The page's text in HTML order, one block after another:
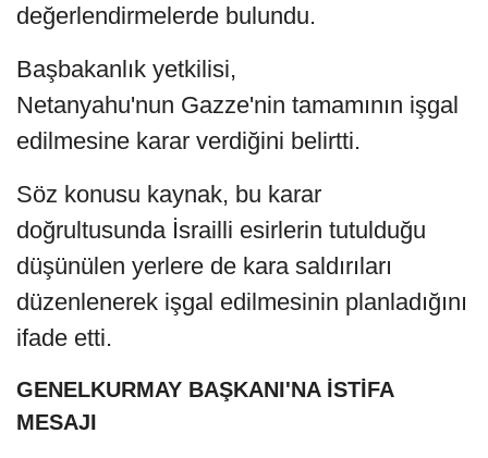
değerlendirmelerde bulundu.
Başbakanlık yetkilisi,
Netanyahu'nun Gazze'nin tamamının işgal
edilmesine karar verdiğini belirtti.
Söz konusu kaynak, bu karar
doğrultusunda İsrailli esirlerin tutulduğu
düşünülen yerlere de kara saldırıları
düzenlenerek işgal edilmesinin planladığını
ifade etti.
GENELKURMAY BAŞKANI'NA İSTİFA
MESAJI